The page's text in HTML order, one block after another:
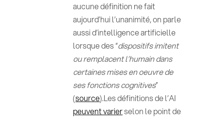
aucune définition ne fait
aujourd’hui l’unanimité, on parle
aussi d’intelligence artificielle
lorsque des “dispositifs imitent
ou remplacent l’humain dans
certaines mises en oeuvre de
ses fonctions cognitives”
(source).Les définitions de l’AI
peuvent varierselon le point de